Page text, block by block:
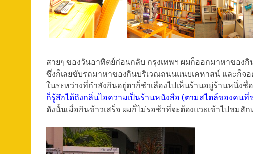
สายๆ ของวันอาทิตย์ก่อนกลับ กรุงเทพฯ ผมก็ออกมาหาของ
ซึ่งก็เลยขับรถมาหาของกินบริเวณถนนแนบเคหาสน์ และก็จ
ในระหว่างที่กำลังกินอยู่ตาก็ชำเลืองไปเห็นร้านอยู่ร้านหนึ่งชื่อ
ก็รู้สึกได้ถึงกลิ่นไอความเป็นร้านหนังสือ (ตามสไตล์ของคน
ดังนั้นเมื่อกินข้าวเสร็จ ผมก็ไม่รอช้าที่จะต้องแวะเข้าไปชมสั